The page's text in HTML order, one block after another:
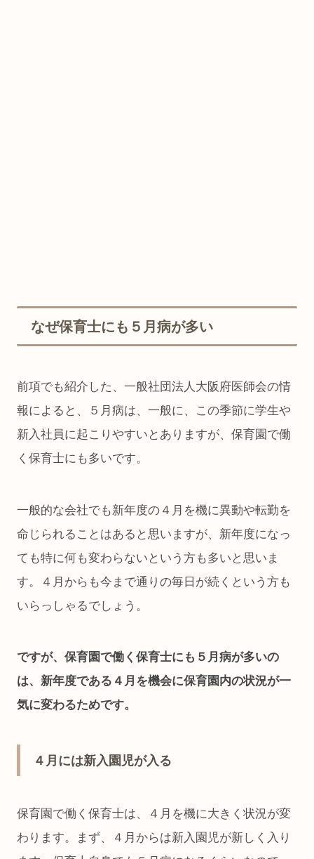
なぜ保育士にも５月病が多い
前項でも紹介した、一般社団法人大阪府医師会の情
報によると、５月病は、一般に、この季節に学生や
新入社員に起こりやすいとありますが、保育園で働
く保育士にも多いです。
一般的な会社でも新年度の４月を機に異動や転勤を
命じられることはあると思いますが、新年度になっ
ても特に何も変わらないという方も多いと思いま
す。４月からも今まで通りの毎日が続くという方も
いらっしゃるでしょう。
ですが、保育園で働く保育士にも５月病が多いの
は、新年度である４月を機会に保育園内の状況が一
気に変わるためです。
４月には新入園児が入る
保育園で働く保育士は、４月を機に大きく状況が変
わります。まず、４月からは新入園児が新しく入り